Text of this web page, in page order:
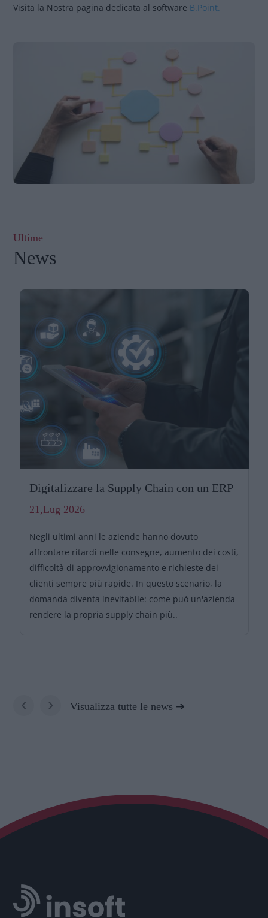
Visita la Nostra pagina dedicata al software B.Point.
Ultime
News
Digitalizzare la Supply Chain con un ERP
21,Lug 2026
Negli ultimi anni le aziende hanno dovuto
affrontare ritardi nelle consegne, aumento dei costi,
difficoltà di approvvigionamento e richieste dei
clienti sempre più rapide. In questo scenario, la
domanda diventa inevitabile: come può un'azienda
rendere la propria supply chain più..
‹ › Visualizza tutte le news